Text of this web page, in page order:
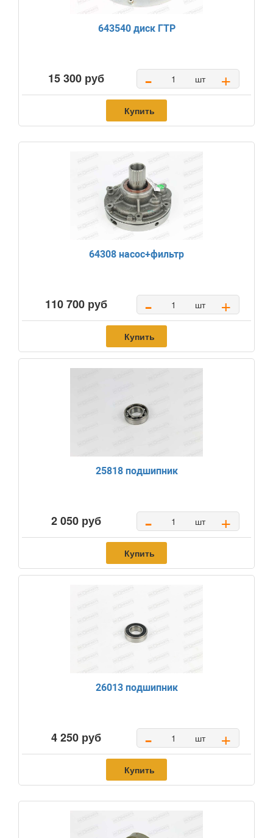
643540 диск ГТР
15 300 руб - шт +
Купить
64308 насос+фильтр
110 700 руб - шт +
Купить
25818 подшипник
2 050 руб - шт +
Купить
26013 подшипник
4 250 руб - шт +
Купить